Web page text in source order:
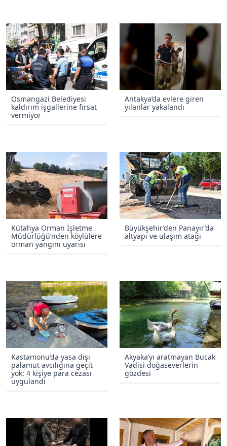
Osmangazi Belediyesi
kaldırım işgallerine fırsat
vermiyor
Antakya’da evlere giren
yılanlar yakalandı
Kütahya Orman İşletme
Müdürlüğü’nden köylülere
orman yangını uyarısı
Büyükşehir’den Panayır’da
altyapı ve ulaşım atağı
Kastamonu’da yasa dışı
palamut avcılığına geçit
yok: 4 kişiye para cezası
uygulandı
Akyaka’yı aratmayan Bucak
Vadisi doğaseverlerin
gözdesi